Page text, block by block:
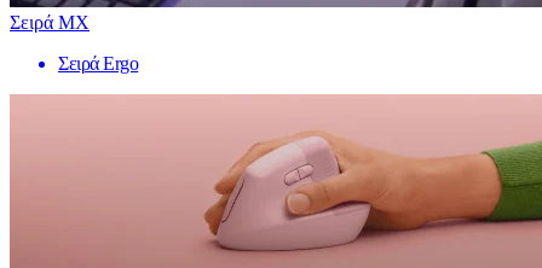
Σειρά MX
Σειρά Ergo